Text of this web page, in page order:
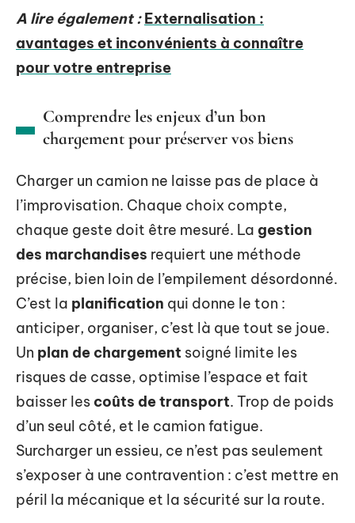
A lire également : Externalisation :
avantages et inconvénients à connaître
pour votre entreprise
Comprendre les enjeux d’un bon
chargement pour préserver vos biens
Charger un camion ne laisse pas de place à
l’improvisation. Chaque choix compte,
chaque geste doit être mesuré. La gestion
des marchandises requiert une méthode
précise, bien loin de l’empilement désordonné.
C’est la planification qui donne le ton :
anticiper, organiser, c’est là que tout se joue.
Un plan de chargement soigné limite les
risques de casse, optimise l’espace et fait
baisser les coûts de transport. Trop de poids
d’un seul côté, et le camion fatigue.
Surcharger un essieu, ce n’est pas seulement
s’exposer à une contravention : c’est mettre en
péril la mécanique et la sécurité sur la route.